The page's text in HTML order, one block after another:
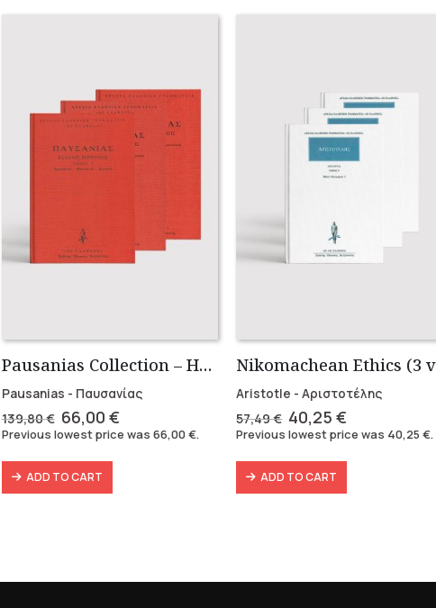
Pausanias Collection – Hardbound (3 volumes)
Pausanias - Παυσανίας
139,80€ Original
price
was:
139,80 €.
66,00 €Current
price
Previous lowest price was 66,00€.
ADD TO CART
Aristotle - Αριστοτέλης
57,49€ Original
price
57,49 €.
40,25€
price
40,25 €.
Previous lowest price was 40,25€.
ADD TO CART